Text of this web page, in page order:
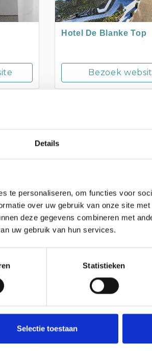
Details
te personaliseren, om functies voor
over uw gebruik van onze site
deze gegevens combineren met
uw gebruik van hun services.
Statistieken
Selectie toestaan
Hotel De Blanke Top
Bezoek
Hotel de Schelde
Bezoek